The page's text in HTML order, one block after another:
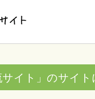
サイト」のサイ